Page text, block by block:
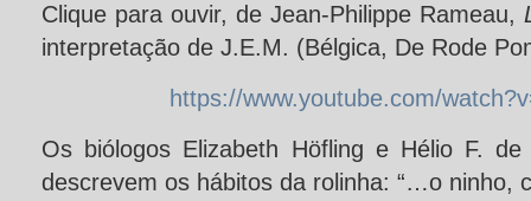
Clique para ouvir, de Jean-Philippe Rameau,
interpretação de J.E.M. (Bélgica, De Rode
https://www.youtube.com/
Os biólogos Elizabeth Höfling e Hélio F. de
descrevem os hábitos da rolinha: “…o ninho,